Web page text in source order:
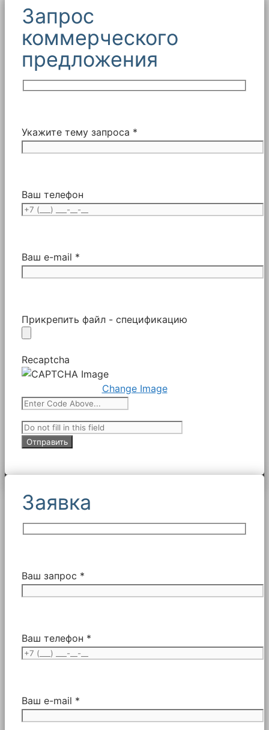
Запрос
коммерческого
предложения
Укажите тему запроса *
Ваш телефон
Ваш e-mail *
Прикрепить файл - спецификацию
Recaptcha
Change Image
Заявка
Ваш запрос *
Ваш телефон *
Ваш e-mail *